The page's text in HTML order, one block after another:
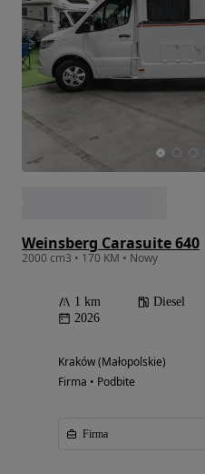
Weinsberg Carasuite 640
2000 cm3 • 170 KM • Nowy
1 km Diesel
2026
Kraków (Małopolskie)
Firma • Podbite
Firma